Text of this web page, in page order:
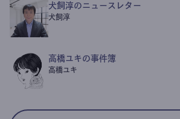
犬飼淳のニュースレター
犬飼淳
高橋ユキの事件簿
高橋ユキ